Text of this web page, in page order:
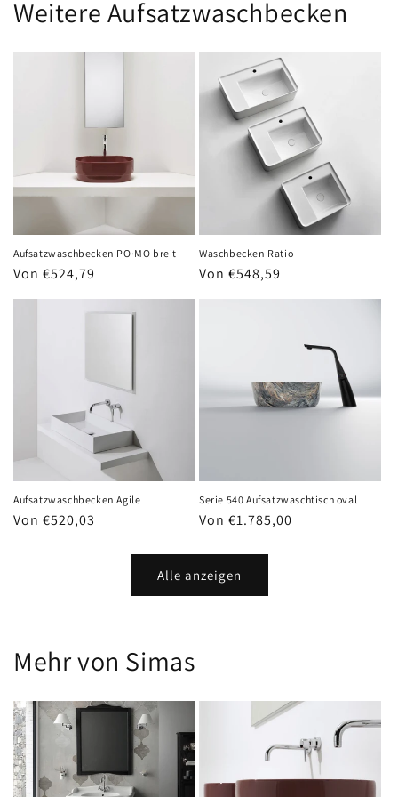
Weitere Aufsatzwaschbecken
Aufsatzwaschbecken PO·MO breit
Normaler
Von €524,79
Waschbecken Ratio
Normaler
Von €548,59
Aufsatzwaschbecken Agile
Normaler
Von €520,03
Serie 540 Aufsatzwaschtisch oval
Normaler
Von €1.785,00
Alle anzeigen
Mehr von Simas